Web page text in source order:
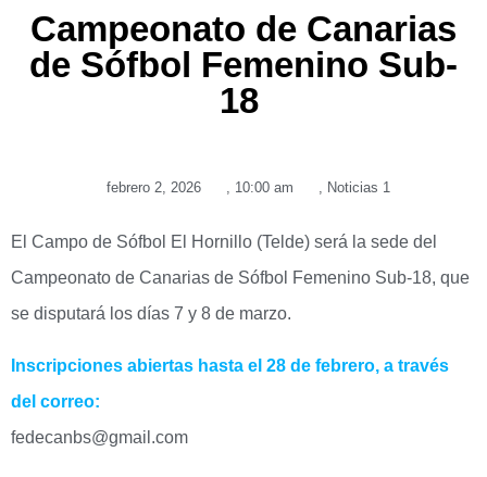
Campeonato de Canarias
de Sófbol Femenino Sub-
18
febrero 2, 2026 , 10:00 am , Noticias 1
El Campo de Sófbol El Hornillo (Telde) será la sede del
Campeonato de Canarias de Sófbol Femenino Sub-18, que
se disputará los días 7 y 8 de marzo.
Inscripciones abiertas hasta el 28 de febrero, a través
del correo:
fedecanbs@gmail.com